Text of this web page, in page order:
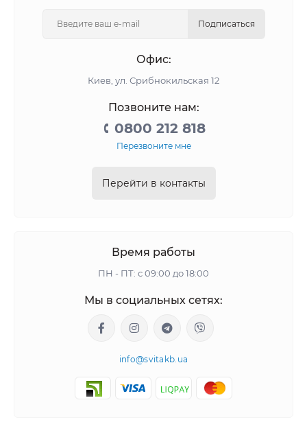
Подписаться
Офис:
Киев, ул. Срибнокильская 12
Позвоните нам:
0800 212 818
Перезвоните мне
Перейти в контакты
Время работы
ПН - ПТ: с 09:00 до 18:00
Мы в социальных сетях:
info@svitakb.ua